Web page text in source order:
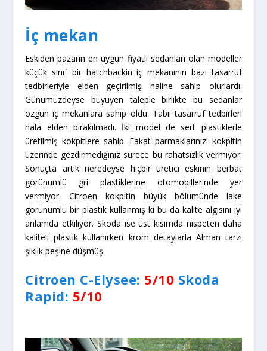
İç mekan
Eskiden pazarın en uygun fiyatlı sedanları olan modeller
küçük sınıf bir hatchbackin iç mekanının bazı tasarruf
tedbirleriyle elden geçirilmiş haline sahip olurlardı.
Günümüzdeyse büyüyen taleple birlikte bu sedanlar
özgün iç mekanlara sahip oldu. Tabii tasarruf tedbirleri
hala elden bırakılmadı. İki model de sert plastiklerle
üretilmiş kokpitlere sahip. Fakat parmaklarınızı kokpitin
üzerinde gezdirmediğiniz sürece bu rahatsızlık vermiyor.
Sonuçta artık neredeyse hiçbir üretici eskinin berbat
görünümlü gri plastiklerine otomobillerinde yer
vermiyor. Citroen kokpitin büyük bölümünde lake
görünümlü bir plastik kullanmış ki bu da kalite algısını iyi
anlamda etkiliyor. Skoda ise üst kısımda nispeten daha
kaliteli plastik kullanırken krom detaylarla Alman tarzı
şıklık peşine düşmüş.
Citroen C-Elysee: 5/10 Skoda
Rapid: 5/10